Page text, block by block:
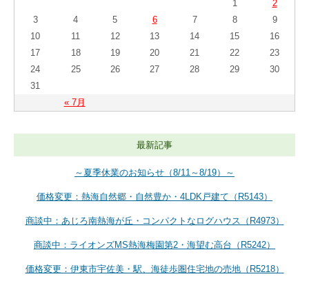
« 7月
1
2
3
4 5 6 7 8
9
10
11 12 13 14 15
16
17
18 19 20 21 22
23
24
25 26 27 28 29
30
31
最新記事
～夏季休業のお知らせ（8/11～8/19）～
価格変更：熱海自然郷・自然豊か・4LDK戸建て（R5143）
商談中：あじろ南熱海が丘・コンパクトなログハウス（R4973）
商談中：ライオンズMS熱海梅園第2・海望む高台（R5242）
価格変更：伊東市宇佐美・駅、海徒歩圏住宅地の売地（R5218）